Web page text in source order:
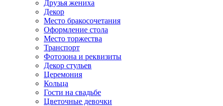
Друзья жениха
Декор
Место бракосочетания
Оформление стола
Место торжества
Транспорт
Фотозона и реквизиты
Декор стульев
Церемония
Кольца
Гости на свадьбе
Цветочные девочки